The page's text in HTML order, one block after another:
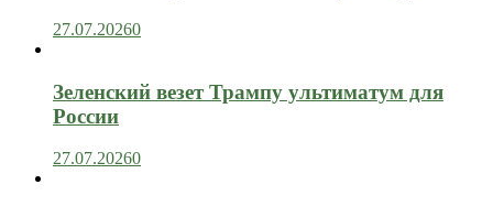
27.07.20260
Зеленский везет Трампу ультиматум для
России
27.07.20260